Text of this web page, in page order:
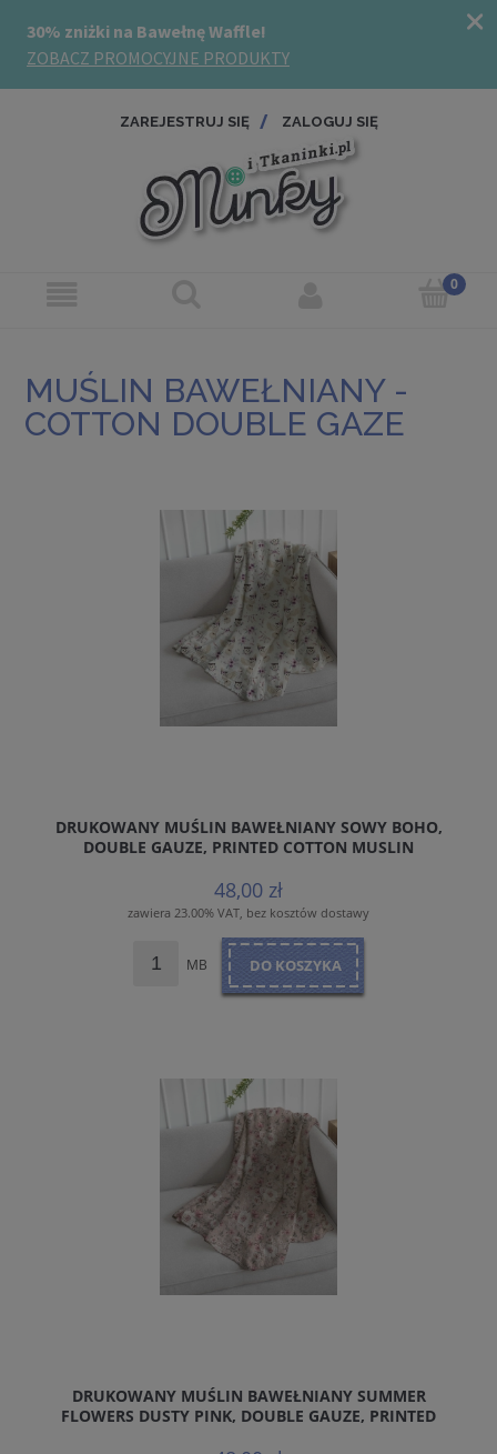
ZAREJESTRUJ SIĘ ZALOGUJ SIĘ
MUŚLIN BAWEŁNIANY -
COTTON DOUBLE GAZE
DRUKOWANY MUŚLIN BAWEŁNIANY SOWY BOHO,
DOUBLE GAUZE, PRINTED COTTON MUSLIN
48,00 zł
zawiera 23.00% VAT, bez kosztów dostawy
MB DO KOSZYKA
DRUKOWANY MUŚLIN BAWEŁNIANY SUMMER
FLOWERS DUSTY PINK, DOUBLE GAUZE, PRINTED